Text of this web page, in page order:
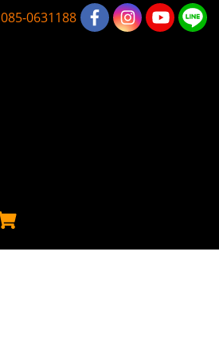
085-0631188